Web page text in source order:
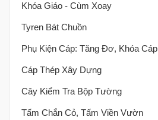
Khóa Giáo - Cùm Xoay
Tyren Bát Chuồn
Phụ Kiện Cáp: Tăng Đơ, Khóa Cáp
Cáp Thép Xây Dựng
Cây Kiểm Tra Bộp Tường
Tấm Chắn Cỏ, Tấm Viền Vườn